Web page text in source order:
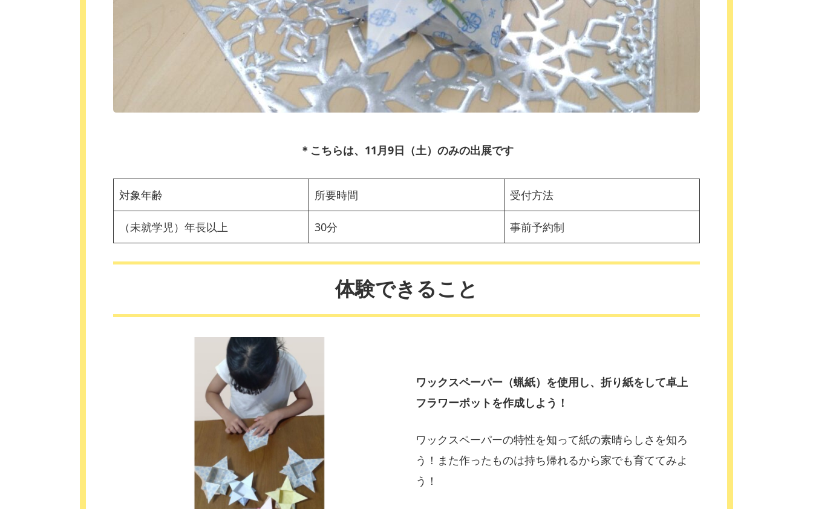
＊こちらは、11月9日（土）のみの出展です
対象年齢 所要時間 受付方法
（未就学児）年長以上 30分 事前予約制
体験できること
ワックスペーパー（蝋紙）を使用し、折り紙をして卓上
フラワーポットを作成しよう！
ワックスペーパーの特性を知って紙の素晴らしさを知ろ
う！また作ったものは持ち帰れるから家でも育ててみよ
う！